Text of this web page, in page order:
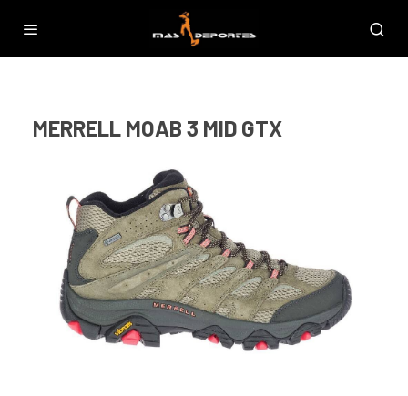
MERRELL MOAB 3 MID GTX